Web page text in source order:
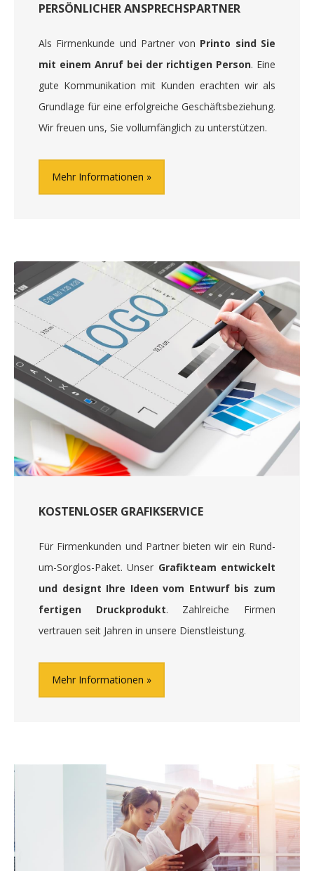
PERSÖNLICHER ANSPRECHSPARTNER
Als Firmenkunde und Partner von Printo sind Sie
mit einem Anruf bei der richtigen Person. Eine
gute Kommunikation mit Kunden erachten wir als
Grundlage für eine erfolgreiche Geschäftsbeziehung.
Wir freuen uns, Sie vollumfänglich zu unterstützen.
Mehr Informationen
KOSTENLOSER GRAFIKSERVICE
Für Firmenkunden und Partner bieten wir ein Rund-
um-Sorglos-Paket. Unser Grafikteam entwickelt
und designt Ihre Ideen vom Entwurf bis zum
fertigen Druckprodukt. Zahlreiche Firmen
vertrauen seit Jahren in unsere Dienstleistung.
Mehr Informationen